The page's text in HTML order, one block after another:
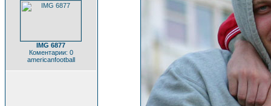
IMG 6877
Коментарии: 0
americanfootball